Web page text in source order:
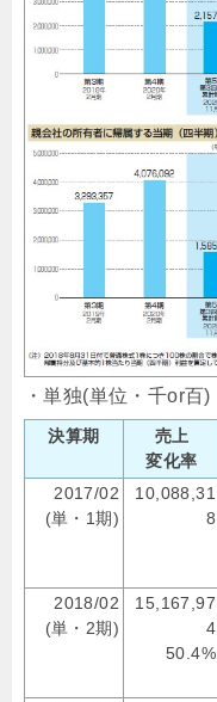
・単独(単位・千or百)
決算期
売上
変化率
2017/02
(単・1期)
10,088,31
8
2018/02
(単・2期)
15,167,97
4
50.4%